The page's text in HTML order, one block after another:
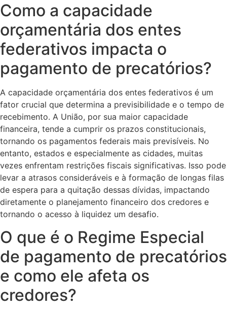
Como a capacidade
orçamentária dos entes
federativos impacta o
pagamento de precatórios?
A capacidade orçamentária dos entes federativos é um
fator crucial que determina a previsibilidade e o tempo de
recebimento. A União, por sua maior capacidade
financeira, tende a cumprir os prazos constitucionais,
tornando os pagamentos federais mais previsíveis. No
entanto, estados e especialmente as cidades, muitas
vezes enfrentam restrições fiscais significativas. Isso pode
levar a atrasos consideráveis e à formação de longas filas
de espera para a quitação dessas dívidas, impactando
diretamente o planejamento financeiro dos credores e
tornando o acesso à liquidez um desafio.
O que é o Regime Especial
de pagamento de precatórios
e como ele afeta os
credores?